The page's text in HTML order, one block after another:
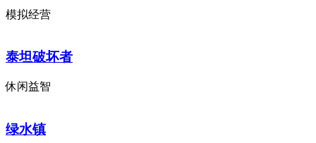
模拟经营
泰坦破坏者
休闲益智
绿水镇